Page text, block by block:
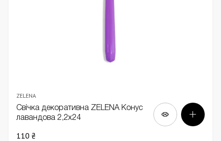
ZELENA
Свічка декоративна ZELENA Конус
лавандова 2,2х24
110 ₴